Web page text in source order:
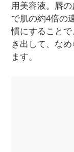
用美容液。唇
で肌の約4倍の
慣にすることで
き出して、な
ます。